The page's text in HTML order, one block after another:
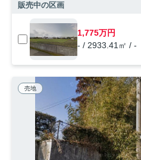
販売中の区画
1,775万円
- / 2933.41㎡ / -
売地